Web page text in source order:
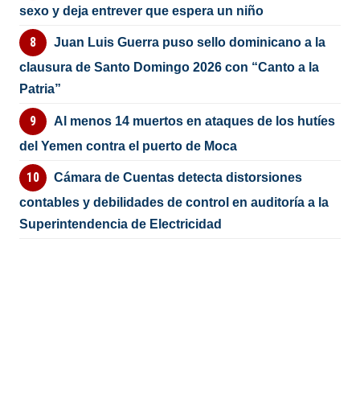
sexo y deja entrever que espera un niño
Juan Luis Guerra puso sello dominicano a la
clausura de Santo Domingo 2026 con “Canto a la
Patria”
Al menos 14 muertos en ataques de los hutíes
del Yemen contra el puerto de Moca
Cámara de Cuentas detecta distorsiones
contables y debilidades de control en auditoría a la
Superintendencia de Electricidad